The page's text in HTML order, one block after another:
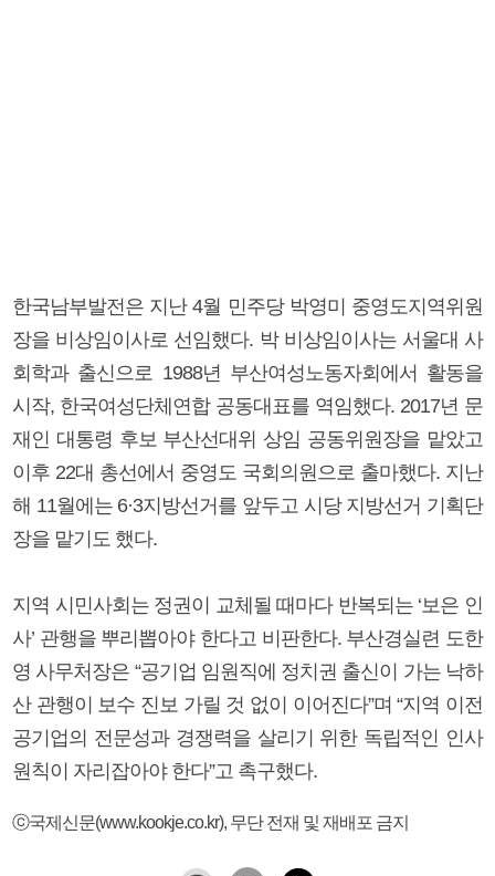
한국남부발전은 지난 4월 민주당 박영미 중영도지역위원
장을 비상임이사로 선임했다. 박 비상임이사는 서울대 사
회학과 출신으로 1988년 부산여성노동자회에서 활동을
시작, 한국여성단체연합 공동대표를 역임했다. 2017년 문
재인 대통령 후보 부산선대위 상임 공동위원장을 맡았고
이후 22대 총선에서 중영도 국회의원으로 출마했다. 지난
해 11월에는 6·3지방선거를 앞두고 시당 지방선거 기획단
장을 맡기도 했다.
지역 시민사회는 정권이 교체될 때마다 반복되는 ‘보은 인
사’ 관행을 뿌리뽑아야 한다고 비판한다. 부산경실련 도한
영 사무처장은 “공기업 임원직에 정치권 출신이 가는 낙하
산 관행이 보수 진보 가릴 것 없이 이어진다”며 “지역 이전
공기업의 전문성과 경쟁력을 살리기 위한 독립적인 인사
원칙이 자리잡아야 한다”고 촉구했다.
ⓒ국제신문(www.kookje.co.kr), 무단 전재 및 재배포 금지